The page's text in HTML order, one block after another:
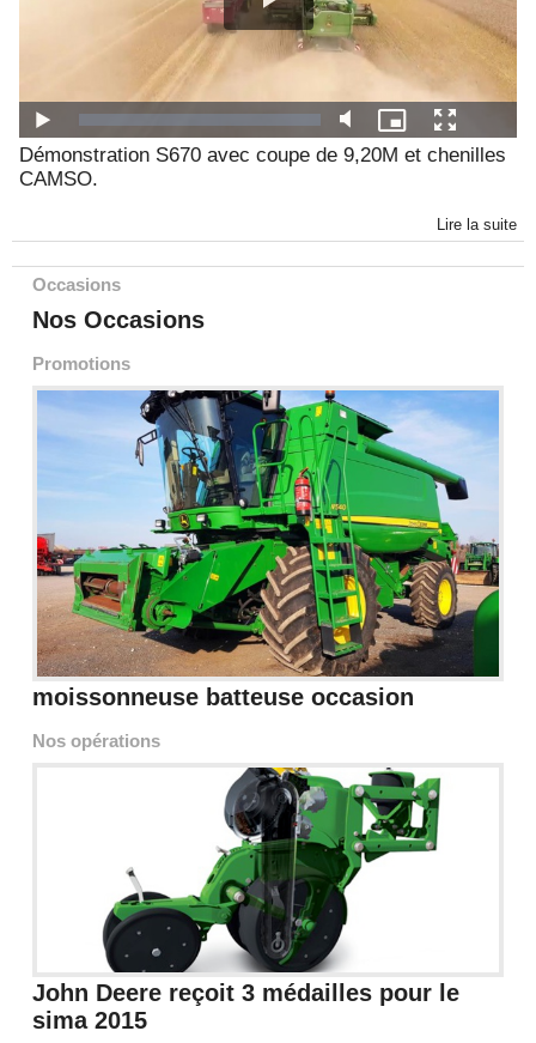
Démonstration S670 avec coupe de 9,20M et chenilles
CAMSO.
Lire la suite
Occasions
Nos Occasions
Promotions
moissonneuse batteuse occasion
Nos opérations
John Deere reçoit 3 médailles pour le
sima 2015